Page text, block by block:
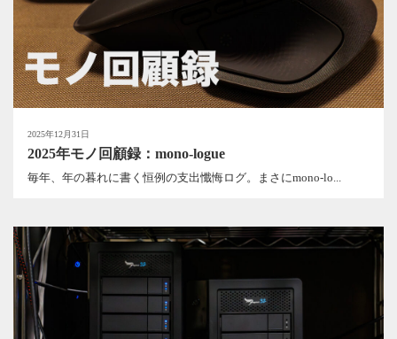
2025年12月31日
2025年モノ回顧録：mono-logue
毎年、年の暮れに書く恒例の支出懺悔ログ。まさにmono-lo...